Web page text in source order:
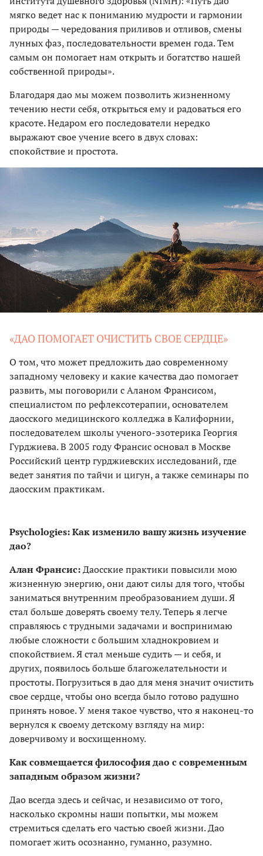
мягко ведет нас к пониманию мудрости и гармонии
природы — чередования приливов и отливов, смены
лунных фаз, последовательности времен года. Тем
самым он помогает нам открыть и богатство нашей
собственной природы».
Благодаря дао мы можем позволить жизненному
течению нести себя, открыться ему и радоваться его
красоте. Недаром его последователи нередко
выражают свое учение всего в двух словах:
спокойствие и простота.
«ДАО ПОМОГАЕТ ОЧИСТИТЬ СВОЕ СЕРДЦЕ»
О том, что может предложить дао современному
западному человеку и какие качества дао помогает
развить, мы поговорили с Аланом Франсисом,
специалистом по рефлексотерапии, основателем
даосского медицинского колледжа в Калифорнии,
последователем школы ученого-эзотерика Георгия
Гурджиева. В 2005 году Франсис основал в Москве
Российский центр гурджиевских исследований, где
ведет занятия по тайчи и цигун, а также семинары по
даосским практикам.
Psychologies: Как изменило вашу жизнь изучение
дао?
Алан Франсис:Даосские практики повысили мою
жизненную энергию, они дают силы для того, чтобы
заниматься внутренним преобразованием души. Я
стал больше доверять своему телу. Теперь я легче
справляюсь с трудными задачами и воспринимаю
любые сложности с большим хладнокровием и
спокойствием. Я стал меньше судить — и себя, и
других, появилось больше благожелательности и
простоты. Погрузиться в дао для меня значит очистить
свое сердце, чтобы оно всегда было готово радушно
принять новое. У меня такое чувство, что я наконец-то
вернулся к своему детскому взгляду на мир:
доверчивому и восхищенному.
Как совмещается философия дао с современным
западным образом жизни?
Дao всегда здесь и сейчас, и независимо от того,
насколько скромны наши попытки, мы можем
стремиться сделать его частью своей жизни. Дао
помогает жить осознанно, гуманно, разумно.